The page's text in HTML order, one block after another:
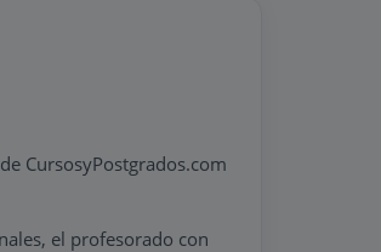
CursosyPostgrados.com
el profesorado con